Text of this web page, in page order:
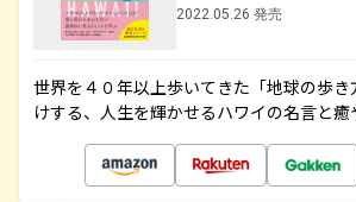
2022.05.26 発売
世界を４０年以上歩いてきた「地球の歩
けする、人生を輝かせるハワイの名言と癒